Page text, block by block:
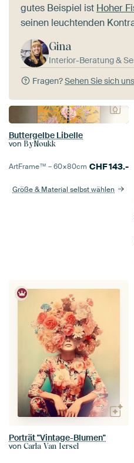
gutes Beispiel ist Hoher
seinen leuchtenden
Gina
Interior-Beratung &
Fragen?Sehen Sie sich
Buttergelbe Libelle
von ByNoukk
ArtFrame™ –60×80cm CHF143.-
Größe & Material selbst wählen
Porträt "Vintage-Blumen"
von Carla Van Iersel